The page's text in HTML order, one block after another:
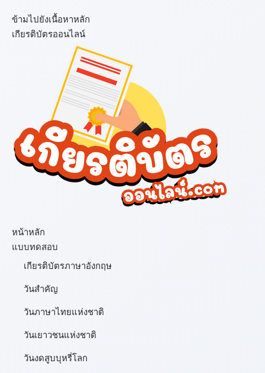
ข้ามไปยังเนื้อหาหลัก
เกียรติบัตรออนไลน์
หน้าหลัก
แบบทดสอบ
เกียรติบัตรภาษาอังกฤษ
วันสำคัญ
วันภาษาไทยแห่งชาติ
วันเยาวชนแห่งชาติ
วันงดสูบบุหรี่โลก